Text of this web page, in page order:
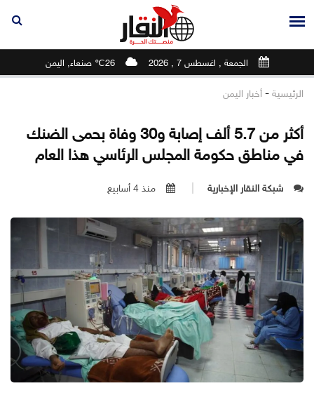
الجمعة , اغسطس 7 , 2026 26℃ صنعاء, اليمن
الرئيسية - أخبار اليمن
أكثر من 5.7 ألف إصابة و30 وفاة بحمى الضنك
في مناطق حكومة المجلس الرئاسي هذا العام
شبكة النقار الإخبارية منذ 4 أسابيع